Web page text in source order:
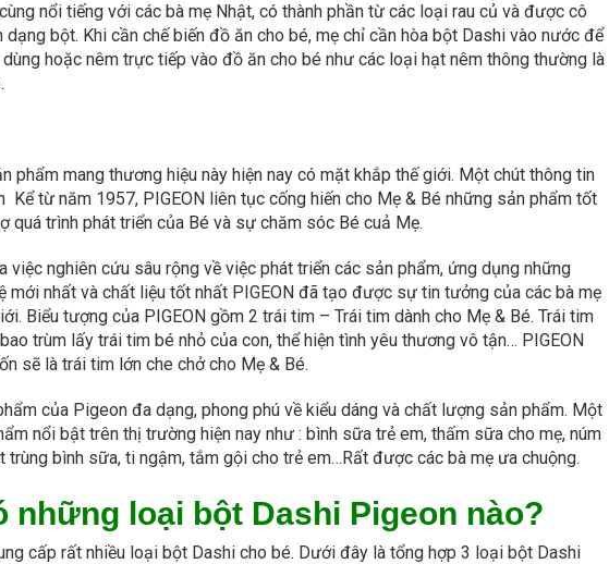
nổi tiếng với các bà mẹ Nhật, có thành phần từ các loại rau củ và được cô
dạng bột. Khi cần chế biến đồ ăn cho bé, mẹ chỉ cần hòa bột Dashi vào nước để
hoặc nêm trực tiếp vào đồ ăn cho bé như các loại hạt nêm thông thường là
phẩm mang thương hiệu này hiện nay có mặt khắp thế giới. Một chút thông tin
Kể từ năm 1957, PIGEON liên tục cống hiến cho Mẹ & Bé những sản phẩm tốt
quá trình phát triển của Bé và sự chăm sóc Bé cuả Mẹ.
việc nghiên cứu sâu rộng về việc phát triển các sản phẩm, ứng dụng những
mới nhất và chất liệu tốt nhất PIGEON đã tạo được sự tin tưởng của các bà mẹ
Biểu tượng của PIGEON gồm 2 trái tim – Trái tim dành cho Mẹ & Bé. Trái tim
trùm lấy trái tim bé nhỏ của con, thể hiện tình yêu thương vô tận… PIGEON
sẽ là trái tim lớn che chở cho Mẹ & Bé.
của Pigeon đa dạng, phong phú về kiểu dáng và chất lượng sản phẩm. Một
nổi bật trên thị trường hiện nay như : bình sữa trẻ em, thấm sữa cho mẹ, núm
trùng bình sữa, ti ngậm, tắm gội cho trẻ em…Rất được các bà mẹ ưa chuộng.
những loại bột Dashi Pigeon nào?
cấp rất nhiều loại bột Dashi cho bé. Dưới đây là tổng hợp 3 loại bột Dashi